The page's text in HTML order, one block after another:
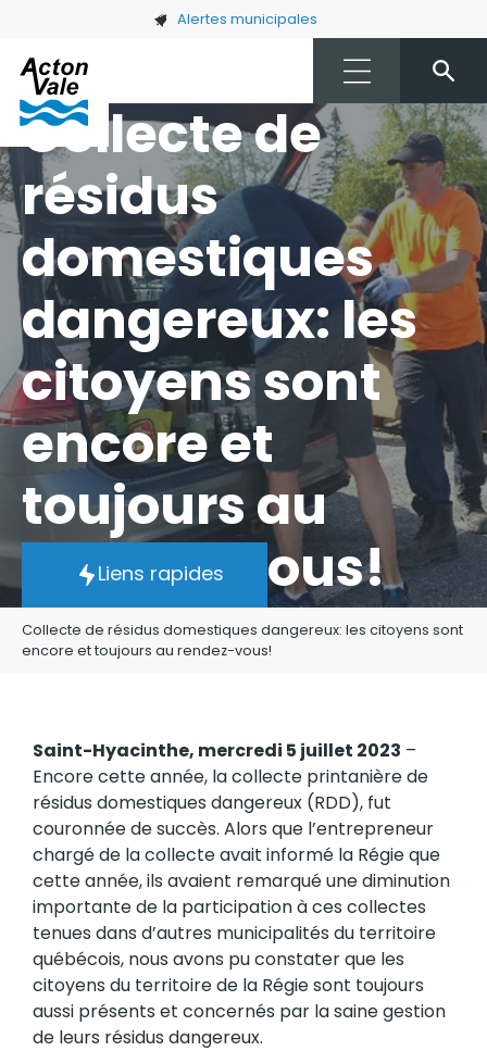
Skip to main content Alertes municipales
Collecte de
résidus
domestiques
dangereux: les
citoyens sont
encore et
toujours au
rendez-vous!
Liens rapides
Collecte de résidus domestiques dangereux: les citoyens sont
encore et toujours au rendez-vous!
Saint-Hyacinthe, mercredi 5 juillet 2023 –
Encore cette année, la collecte printanière de
résidus domestiques dangereux (RDD), fut
couronnée de succès. Alors que l’entrepreneur
chargé de la collecte avait informé la Régie que
cette année, ils avaient remarqué une diminution
importante de la participation à ces collectes
tenues dans d’autres municipalités du territoire
québécois, nous avons pu constater que les
citoyens du territoire de la Régie sont toujours
aussi présents et concernés par la saine gestion
de leurs résidus dangereux.